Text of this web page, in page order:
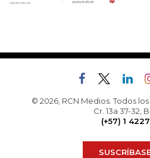
© 2026, RCN Medios. Todos
Cr. 13a 37-32,
(+57) 1